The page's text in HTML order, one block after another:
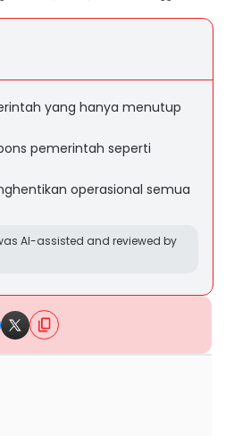
yang hanya menutup
pemerintah seperti
operasional semua
AI-assisted and reviewed by